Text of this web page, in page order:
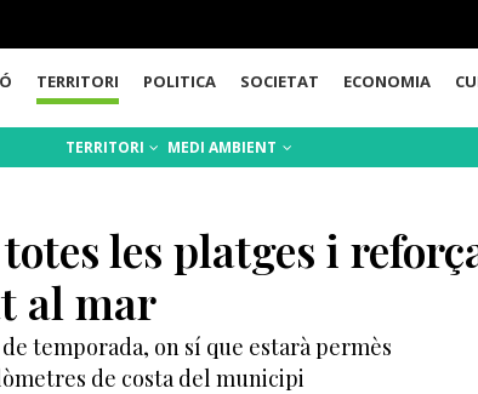
TERRITORI POLITICA SOCIETAT ECONOMIA
TERRITORI MEDI AMBIENT
les platges i
al mar
temporada, on sí que estarà permès
de costa del municipi